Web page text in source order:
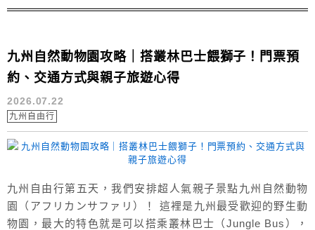
九州自然動物園攻略｜搭叢林巴士餵獅子！門票預
約、交通方式與親子旅遊心得
2026.07.22
九州自由行
九州自由行第五天，我們安排超人氣親子景點九州自然動物
園（アフリカンサファリ）！ 這裡是九州最受歡迎的野生動
物園，最大的特色就是可以搭乘叢林巴士（Jungle Bus），